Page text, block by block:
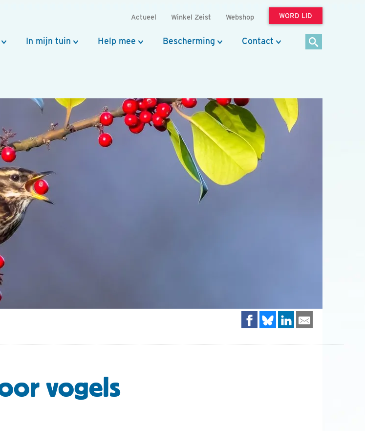
Actueel Winkel Zeist Webshop WORD LID
In mijn tuin Help mee Bescherming Contact
vogels